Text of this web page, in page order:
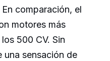
comparación, el
motores más
500 CV. Sin
sensación de